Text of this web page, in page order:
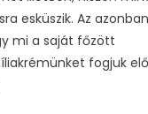
esküszik. Az
mi a saját főzött
fogjuk